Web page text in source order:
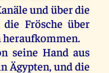
undüberdie
die Frösche über
heraufkommen.
seine Hand aus
Ägypten,unddie